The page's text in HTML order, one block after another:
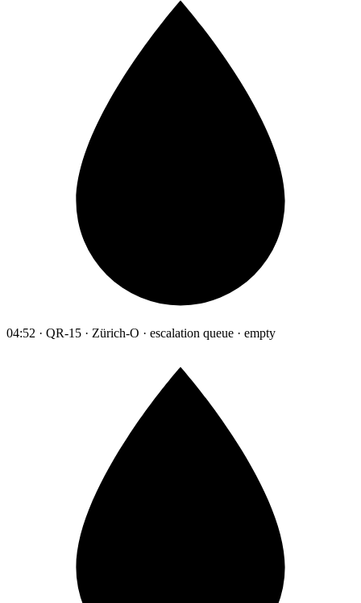
04:52 · QR-15 · Zürich-O · escalation queue · empty